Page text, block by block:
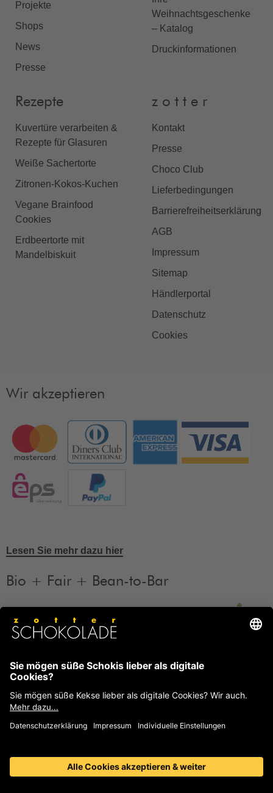
Projekte
Shops
News
Presse
Weihnachtsgeschenke
– Katalog
Druckinformationen
Rezepte
Kuvertüre verarbeiten &
Rezepte für Glasuren
Weiße Sachertorte
Zitronen-Kokos-Kuchen
Vegane Brainfood
Cookies
Erdbeertorte mit
Mandelbiskuit
z o t t e r
Kontakt
Presse
Choco Club
Lieferbedingungen
Barrierefreiheitserklärung
AGB
Impressum
Sitemap
Händlerportal
Datenschutz
Cookies
Wir akzeptieren
Lesen Sie mehr dazu hier
Bio + Fair + Bean-to-Bar
Informationen
FAQ
Häufige Fragen und Antworten von Zotter